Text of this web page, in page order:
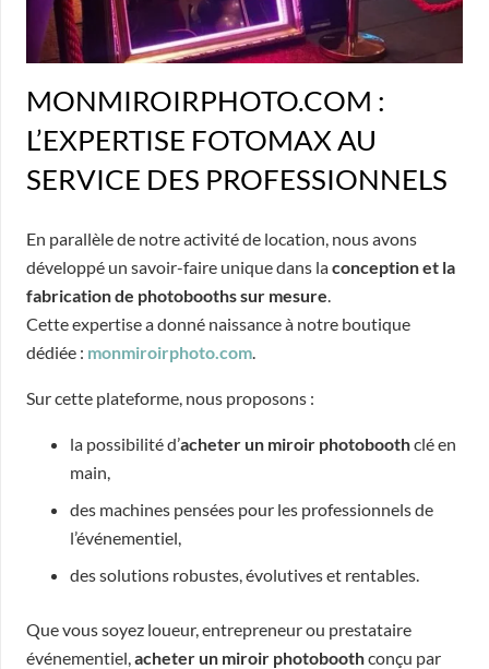
MONMIROIRPHOTO.COM :
L’EXPERTISE FOTOMAX AU
SERVICE DES PROFESSIONNELS
En parallèle de notre activité de location, nous avons
développé un savoir-faire unique dans laconception et la
fabrication de photobooths sur mesure.
Cette expertise a donné naissance à notre boutique
dédiée : monmiroirphoto.com.
Sur cette plateforme, nous proposons :
la possibilité d’acheter un miroir photoboothclé en
main,
des machines pensées pour les professionnels de
l’événementiel,
des solutions robustes, évolutives et rentables.
Que vous soyez loueur, entrepreneur ou prestataire
événementiel,acheter un miroir photoboothconçu par